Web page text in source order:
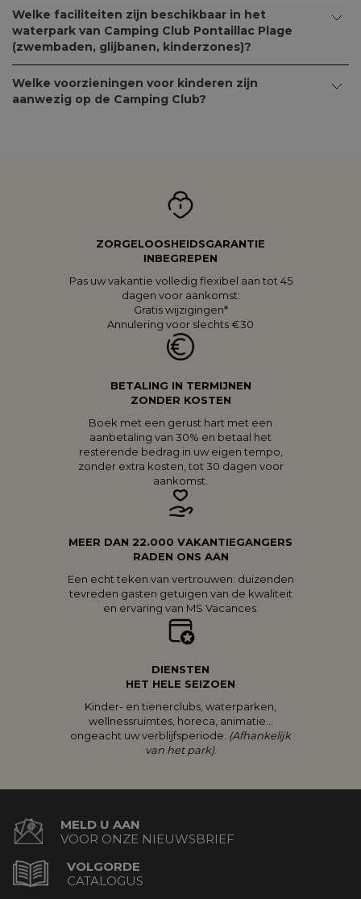
Welke faciliteiten zijn beschikbaar in het
waterpark van Camping Club Pontaillac Plage
(zwembaden, glijbanen, kinderzones)?
Welke voorzieningen voor kinderen zijn
aanwezig op de Camping Club?
ZORGELOOSHEIDSGARANTIE
INBEGREPEN
Pas uw vakantie volledig flexibel aan tot 45
dagen voor aankomst:
Gratis wijzigingen*
Annulering voor slechts €30
BETALING IN TERMIJNEN
ZONDER KOSTEN
Boek met een gerust hart met een
aanbetaling van 30% en betaal het
resterende bedrag in uw eigen tempo,
zonder extra kosten, tot 30 dagen voor
aankomst.
MEER DAN 22.000 VAKANTIEGANGERS
RADEN ONS AAN
Een echt teken van vertrouwen: duizenden
tevreden gasten getuigen van de kwaliteit
en ervaring van MS Vacances.
DIENSTEN
HET HELE SEIZOEN
Kinder- en tienerclubs, waterparken,
wellnessruimtes, horeca, animatie…
ongeacht uw verblijfsperiode. (Afhankelijk
van het park).
MELD U AAN
VOOR ONZE NIEUWSBRIEF
VOLGORDE
CATALOGUS